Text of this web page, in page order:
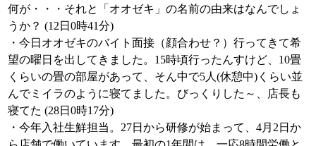
何が・・・それと「オオゼキ」の名前の由来はなんでしょ
うか？ (12日0時41分)
・今日オオゼキのバイト面接（顔合わせ？）行ってきて希
望の曜日を出してきました。15時頃行ったんすけど、10畳
くらいの畳の部屋があって、そん中で5人(休憩中)くらい並
んでミイラのように寝てました。びっくりした～、店長も
寝てた (28日0時17分)
・今年入社生鮮担当。27日から研修が始まって、4月2日か